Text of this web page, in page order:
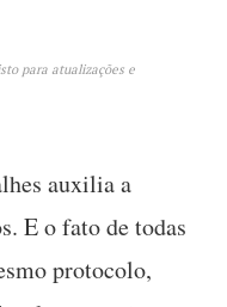
para atualizações e
auxilia a
E o fato de todas
protocolo,